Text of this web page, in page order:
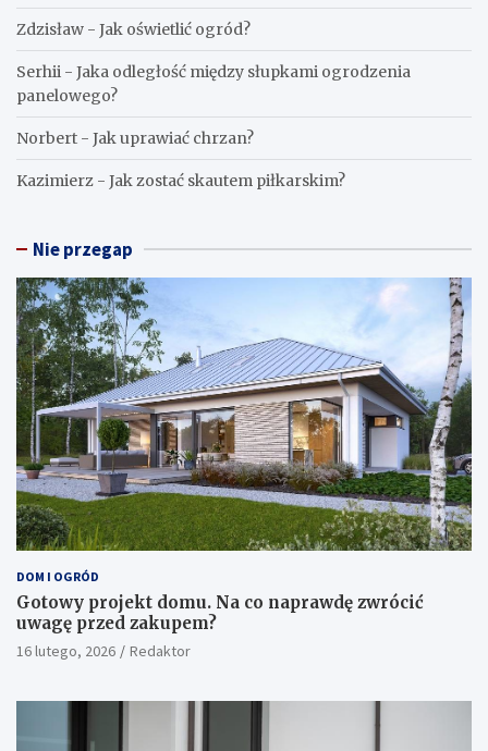
Zdzisław - Jak oświetlić ogród?
Serhii - Jaka odległość między słupkami ogrodzenia
panelowego?
Norbert - Jak uprawiać chrzan?
Kazimierz - Jak zostać skautem piłkarskim?
Nie przegap
DOM I OGRÓD
Gotowy projekt domu. Na co naprawdę zwrócić
uwagę przed zakupem?
16 lutego, 2026 Redaktor